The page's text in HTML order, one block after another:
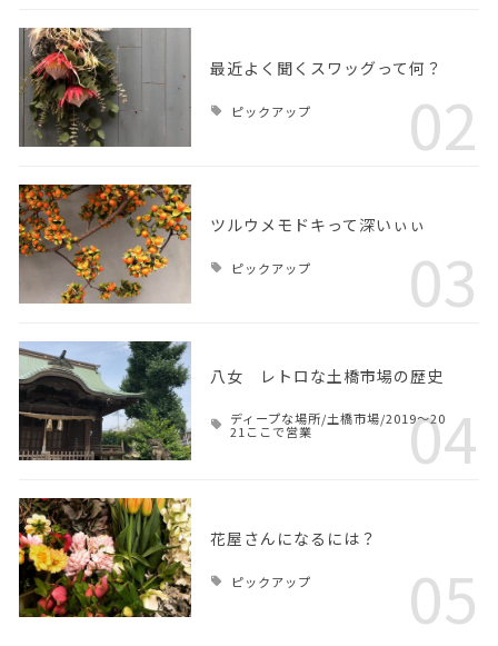
最近よく聞くスワッグって何？
ピックアップ 02
ツルウメモドキって深いぃぃ
ピックアップ 03
八女 レトロな土橋市場の歴史
ディープな場所/土橋市場/2019～20
21ここで営業 04
花屋さんになるには？
ピックアップ 05